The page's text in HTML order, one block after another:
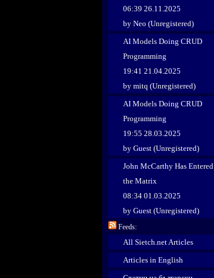
06:39 26.11.2025
by Neo (Unregistered)
AI Models Doing CRUD
Programming
19:41 21.04.2025
by mitq (Unregistered)
AI Models Doing CRUD
Programming
19:55 28.03.2025
by Guest (Unregistered)
John McCarthy Has Entered
the Matrix
08:34 01.03.2025
by Guest (Unregistered)
Feeds:
All Sietch.net Articles
Articles in English